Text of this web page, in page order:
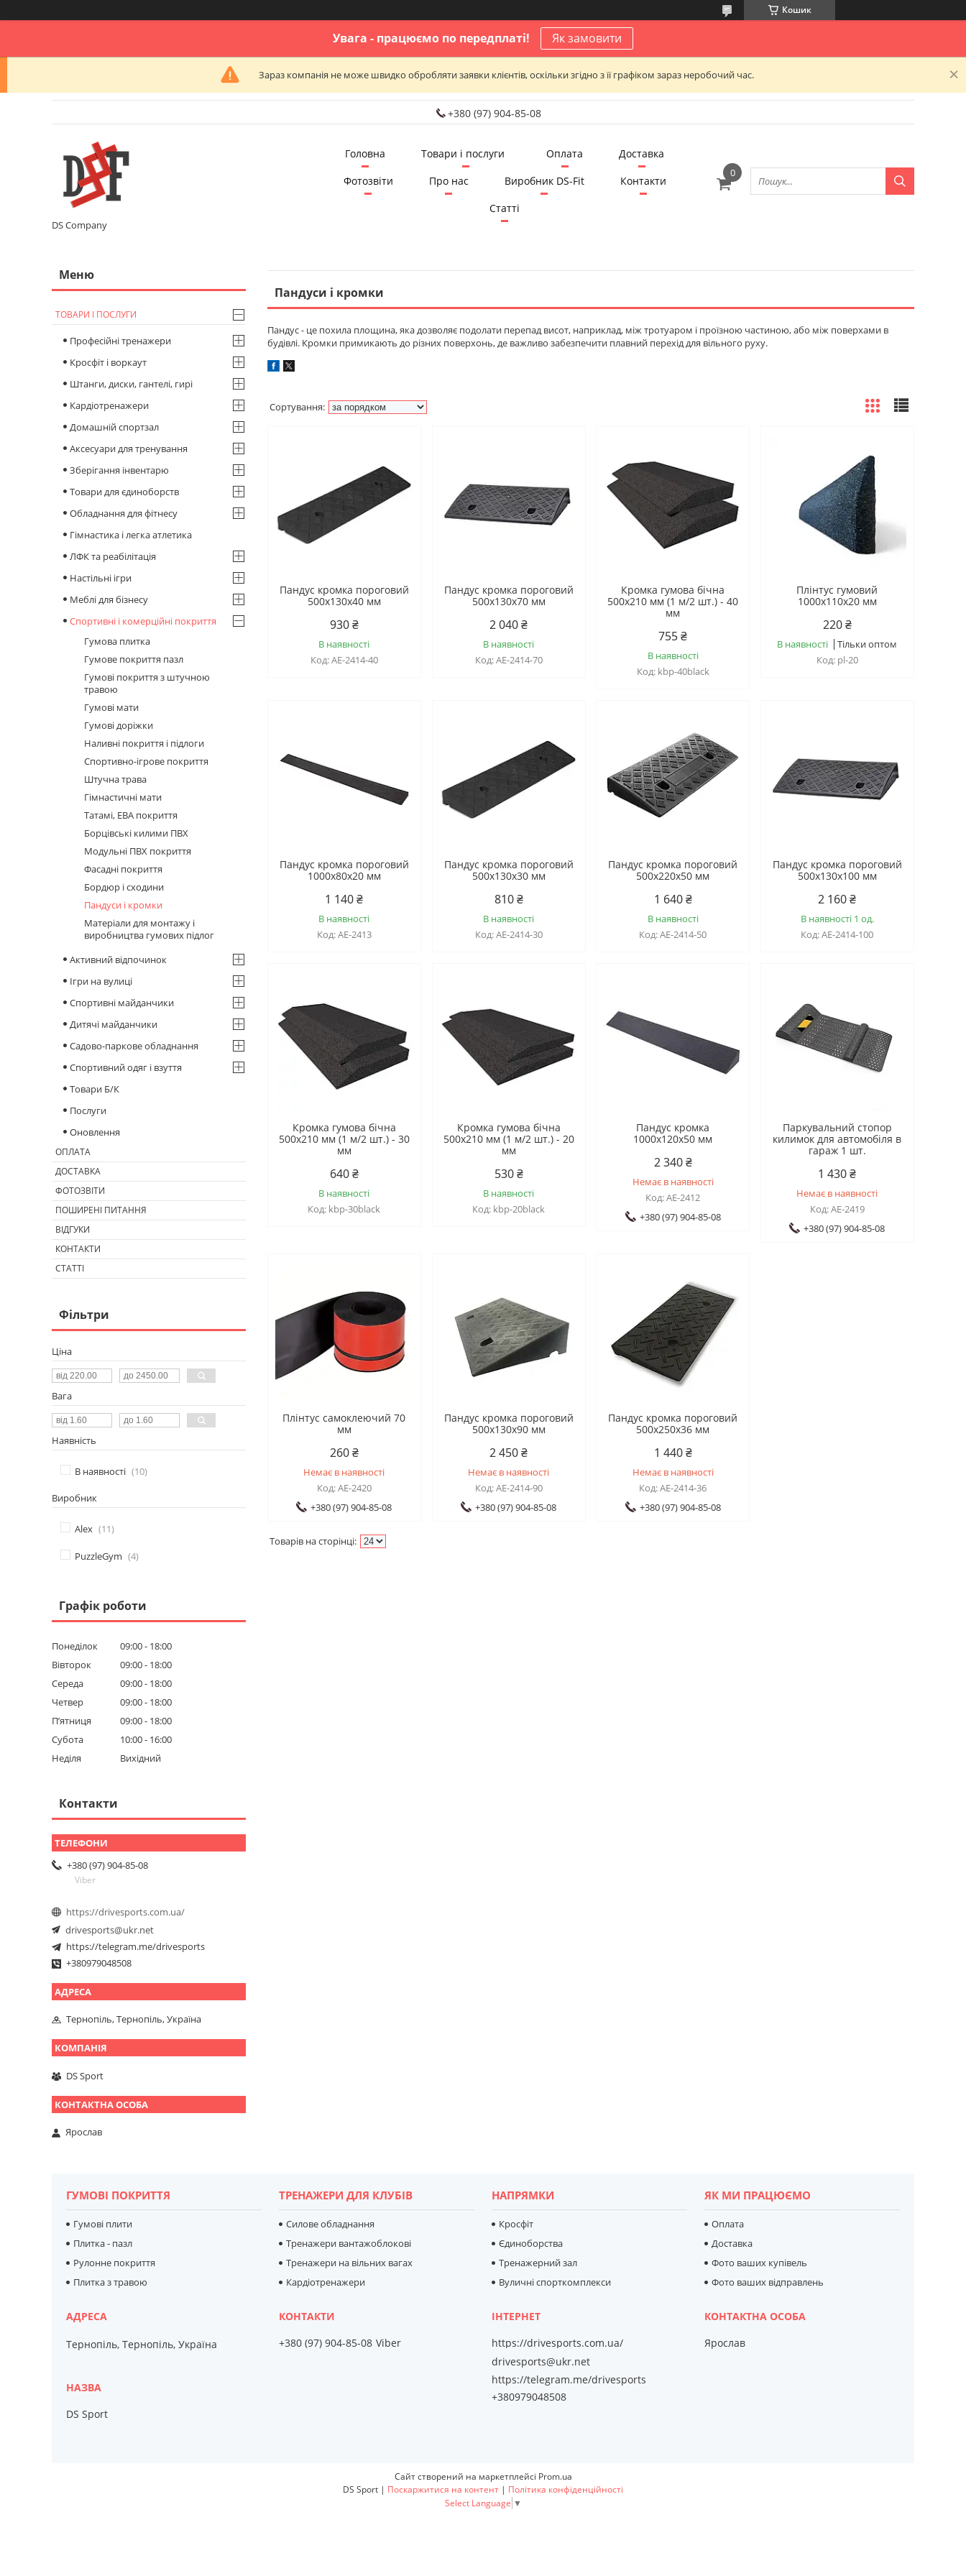
Кошик
Увага - працюємо по передплаті! Як замовити
Зараз компанія не може швидко обробляти заявки клієнтів, оскільки згідно з її графіком зараз неробочий час.
+380 (97) 904-85-08
DS Company
Головна Товари і послуги Оплата
Доставка
Фотозвіти
Про нас Виробник DS-Fit
Контакти
Статті
Пандуси і кромки
Пандус - це похила площина, яка дозволяє подолати перепад висот, наприклад, між тротуаром і проїзною частиною, або між поверхами в
будівлі. Кромки примикають до різних поверхонь, де важливо забезпечити плавний перехід для вільного руху.
Пандус кромка пороговий
500х130х40 мм
930 ₴
В наявності
AE-2414-40
Пандус кромка пороговий
500х130х70 мм
2 040 ₴
В наявності
AE-2414-70
Кромка гумова бічна
500х210 мм (1 м/2 шт.) - 40
мм
755 ₴
В наявності
kbp-40black
Плінтус гумовий
1000х110х20 мм
220 ₴
В наявності
Тільки оптом
pl-20
Пандус кромка пороговий
1000х80х20 мм
1 140 ₴
В наявності
AE-2413
Пандус кромка пороговий
500х130х30 мм
810 ₴
В наявності
AE-2414-30
Пандус кромка пороговий
500х220х50 мм
1 640 ₴
В наявності
AE-2414-50
Пандус кромка пороговий
500х130х100 мм
2 160 ₴
В наявності 1 од.
AE-2414-100
Кромка гумова бічна
500х210 мм (1 м/2 шт.) - 30
мм
640 ₴
В наявності
kbp-30black
Кромка гумова бічна
500х210 мм (1 м/2 шт.) - 20
мм
530 ₴
В наявності
kbp-20black
Пандус кромка
1000х120х50 мм
2 340 ₴
Немає в наявності
AE-2412
+380 (97) 904-85-08
Паркувальний стопор
килимок для автомобіля в
гараж 1 шт.
1 430 ₴
Немає в наявності
AE-2419
+380 (97) 904-85-08
Плінтус самоклеючий 70
мм
260 ₴
Немає в наявності
AE-2420
+380 (97) 904-85-08
Пандус кромка пороговий
500х130х90 мм
2 450 ₴
Немає в наявності
AE-2414-90
+380 (97) 904-85-08
Пандус кромка пороговий
500х250х36 мм
1 440 ₴
Немає в наявності
AE-2414-36
+380 (97) 904-85-08
ТОВАРИ І ПОСЛУГИ
Професійні тренажери
Кросфіт і воркаут
Штанги, диски, гантелі, гирі
Кардіотренажери
Домашній спортзал
Аксесуари для тренування
Зберігання інвентарю
Товари для єдиноборств
Обладнання для фітнесу
Гімнастика і легка атлетика
ЛФК та реабілітація
Настільні ігри
Меблі для бізнесу
Спортивні і комерційні покриття
Гумова плитка
Гумове покриття пазл
Гумові покриття з штучною
травою
Гумові мати
Гумові доріжки
Наливні покриття і підлоги
Спортивно-ігрове покриття
Штучна трава
Гімнастичні мати
Татамі, ЕВА покриття
Борцівські килими ПВХ
Модульні ПВХ покриття
Фасадні покриття
Бордюр і сходини
Пандуси і кромки
Матеріали для монтажу і
виробництва гумових підлог
Активний відпочинок
Ігри на вулиці
Спортивні майданчики
Дитячі майданчики
Садово-паркове обладнання
Спортивний одяг і взуття
Товари Б/К
Послуги
Оновлення
ОПЛАТА
ДОСТАВКА
ФОТОЗВІТИ
ПОШИРЕНІ ПИТАННЯ
ВІДГУКИ
КОНТАКТИ
СТАТТІ
Фільтри
Ціна
Вага
Наявність
В наявності 10
Виробник
Alex 11
PuzzleGym 4
Графік роботи
Понеділок 09:00
18:00
Вівторок
09:00
18:00
Середа
09:00
18:00
Четвер
09:00
18:00
Пʼятниця
09:00
18:00
Субота
10:00
16:00
Неділя
Вихідний
Контакти
+380 (97) 904-85-08
Viber
https://drivesports.com.ua/
drivesports@ukr.net
https://telegram.me/drivesports
+380979048508
Тернопіль, Тернопіль, Україна
DS Sport
Ярослав
ГУМОВІ ПОКРИТТЯ
Гумові плити
Плитка - пазл
Рулонне покриття
Плитка з травою
ТРЕНАЖЕРИ ДЛЯ КЛУБІВ
Силове обладнання
Тренажери вантажоблокові
Тренажери на вільних вагах
Кардіотренажери
НАПРЯМКИ
Кросфіт
Єдиноборства
Тренажерний зал
Вуличні спорткомплекси
ЯК МИ ПРАЦЮЄМО
Оплата
Доставка
Фото ваших купівель
Фото ваших відправлень
Тернопіль, Тернопіль, Україна
DS Sport
+380 (97) 904-85-08 Viber
https://drivesports.com.ua/
drivesports@ukr.net
https://telegram.me/drivesports
+380979048508
Ярослав
Сайт створений на маркетплейсі Prom.ua
DS Sport | Поскаржитися на контент | Політика конфіденційності
Select Language ▼